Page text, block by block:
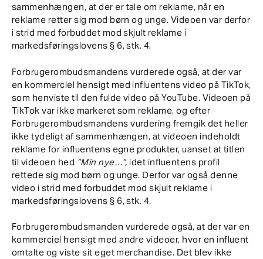
sammenhængen, at der er tale om reklame, når en
reklame retter sig mod børn og unge. Videoen var derfor
i strid med forbuddet mod skjult reklame i
markedsføringslovens § 6, stk. 4.
Forbrugerombudsmandens vurderede også, at der var
en kommerciel hensigt med influentens video på TikTok,
som henviste til den fulde video på YouTube. Videoen på
TikTok var ikke markeret som reklame, og efter
Forbrugerombudsmandens vurdering fremgik det heller
ikke tydeligt af sammenhængen, at videoen indeholdt
reklame for influentens egne produkter, uanset at titlen
til videoen hed ”Min nye…”, idet influentens profil
rettede sig mod børn og unge. Derfor var også denne
video i strid med forbuddet mod skjult reklame i
markedsføringslovens § 6, stk. 4.
Forbrugerombudsmanden vurderede også, at der var en
kommerciel hensigt med andre videoer, hvor en influent
omtalte og viste sit eget merchandise. Det blev ikke